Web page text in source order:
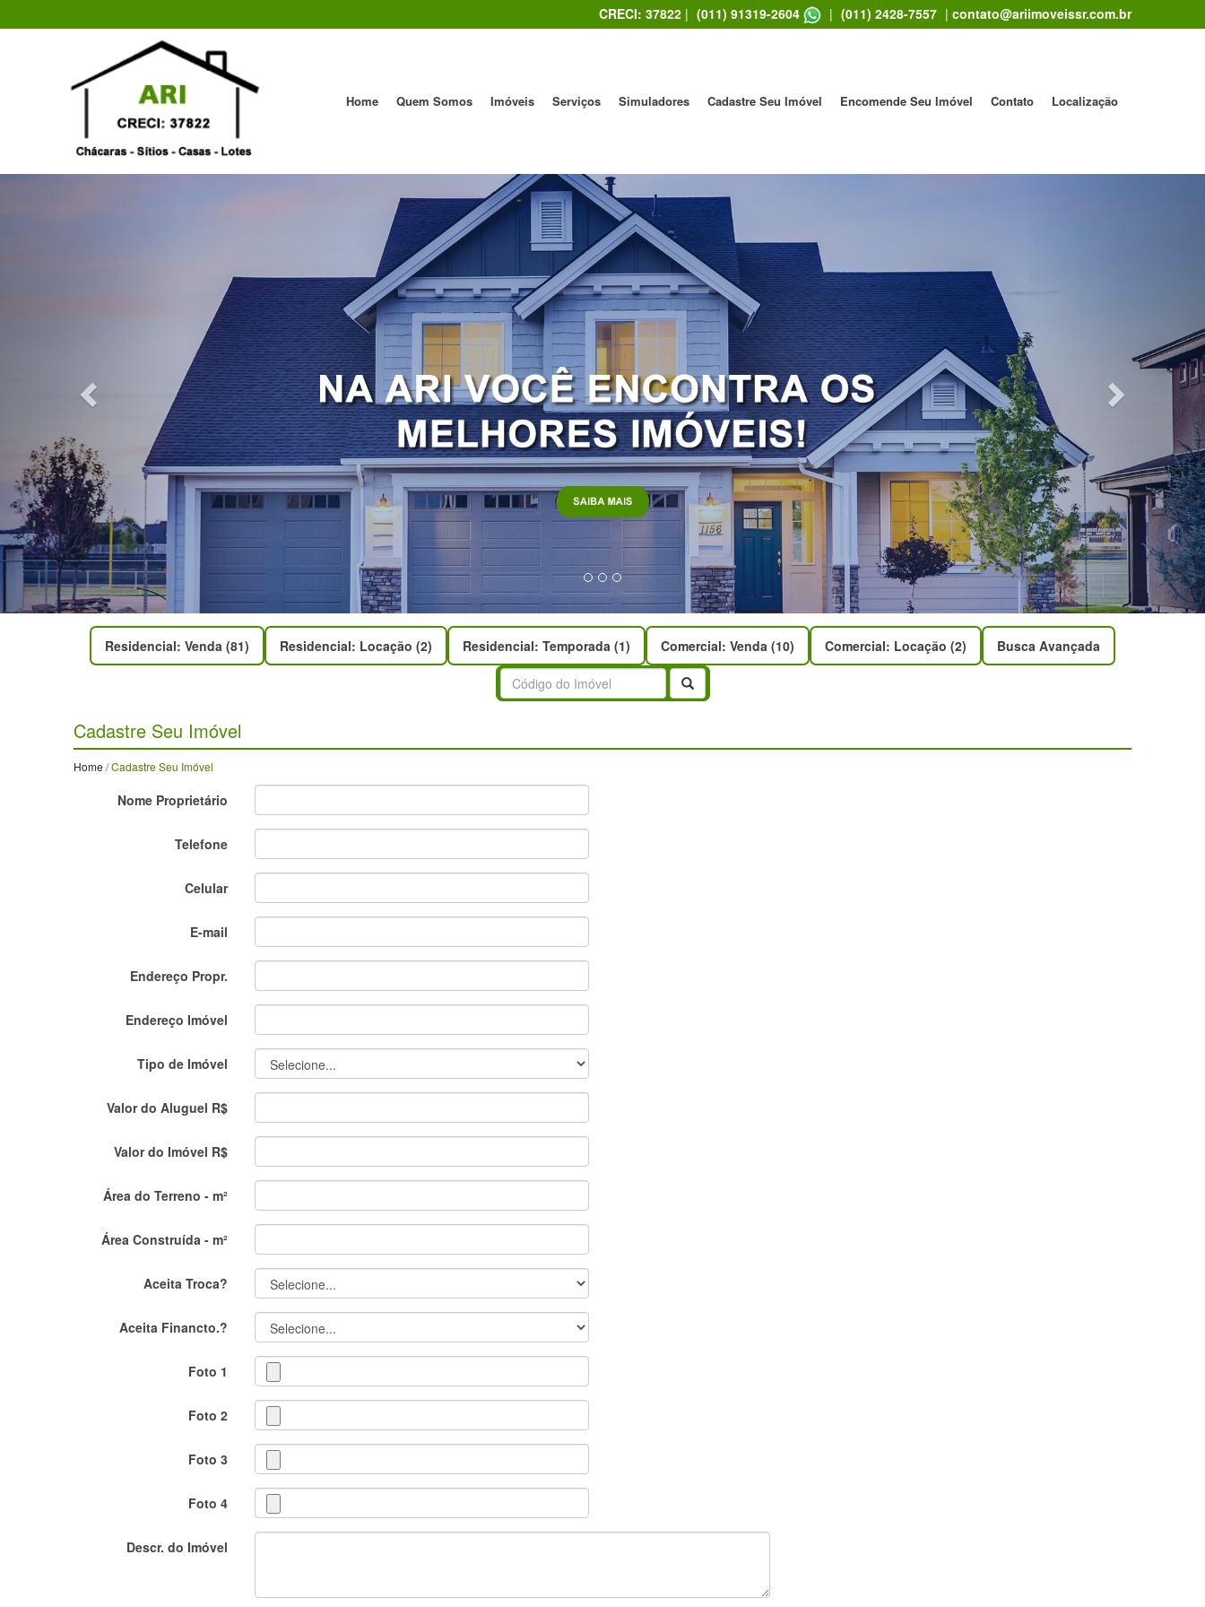
CRECI: 37822 | (011) 91319-2604 | (011) 2428-7557 | contato@ariimoveissr.com.br
Home Quem Somos Imóveis Serviços Simuladores Cadastre Seu Imóvel Encomende Seu Imóvel Contato Localização
Residencial: Venda (81) Residencial: Locação (2) Residencial: Temporada (1) Comercial: Venda (10) Comercial: Locação (2) Busca Avançada
Buscar
Cadastre Seu Imóvel
Home / Cadastre Seu Imóvel
Nome Proprietário
Telefone
Celular
E-mail
Endereço Propr.
Endereço Imóvel
Tipo de Imóvel
Valor do Aluguel R$
Valor do Imóvel R$
Área do Terreno - m²
Área Construída - m²
Aceita Troca?
Aceita Financto.?
Foto 1
Foto 2
Foto 3
Foto 4
Descr. do Imóvel